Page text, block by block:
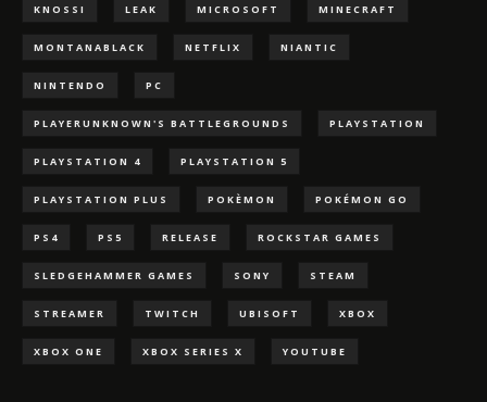
KNOSSI LEAK MICROSOFT MINECRAFT
MONTANABLACK NETFLIX NIANTIC
NINTENDO PC
PLAYERUNKNOWN'S BATTLEGROUNDS PLAYSTATION
PLAYSTATION 4 PLAYSTATION 5
PLAYSTATION PLUS POKÈMON POKÉMON GO
PS4 PS5 RELEASE ROCKSTAR GAMES
SLEDGEHAMMER GAMES SONY STEAM
STREAMER TWITCH UBISOFT XBOX
XBOX ONE XBOX SERIES X YOUTUBE